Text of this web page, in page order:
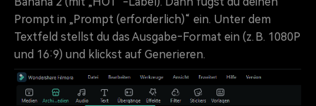
Prompt in „Prompt (erforderlich)“ ein. Unter dem
Textfeld stellst du das Ausgabe‑Format ein (z. B. 1080P
und 16:9) und klickst auf Generieren.